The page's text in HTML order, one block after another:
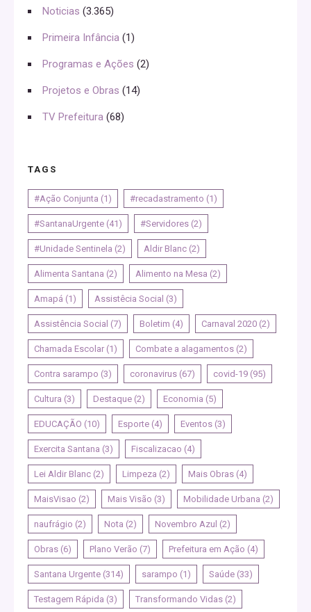
Noticias (3.365)
Primeira Infância (1)
Programas e Ações (2)
Projetos e Obras (14)
TV Prefeitura (68)
TAGS
#Ação Conjunta (1) #recadastramento (1)
#SantanaUrgente (41) #Servidores (2)
#Unidade Sentinela (2) Aldir Blanc (2)
Alimenta Santana (2) Alimento na Mesa (2)
Amapá (1) Assistêcia Social (3)
Assistência Social (7) Boletim (4) Carnaval 2020 (2)
Chamada Escolar (1) Combate a alagamentos (2)
Contra sarampo (3) coronavirus (67) covid-19 (95)
Cultura (3) Destaque (2) Economia (5)
EDUCAÇÃO (10) Esporte (4) Eventos (3)
Exercita Santana (3) Fiscalizacao (4)
Lei Aldir Blanc (2) Limpeza (2) Mais Obras (4)
MaisVisao (2) Mais Visão (3) Mobilidade Urbana (2)
naufrágio (2) Nota (2) Novembro Azul (2)
Obras (6) Plano Verão (7) Prefeitura em Ação (4)
Santana Urgente (314) sarampo (1) Saúde (33)
Testagem Rápida (3) Transformando Vidas (2)